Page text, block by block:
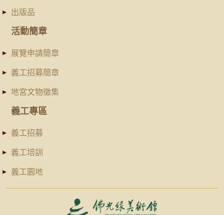
出版品
活動簡章
展覽申請簡章
義工招募簡章
地宮文物徵集
義工專區
義工招募
義工培訓
義工園地